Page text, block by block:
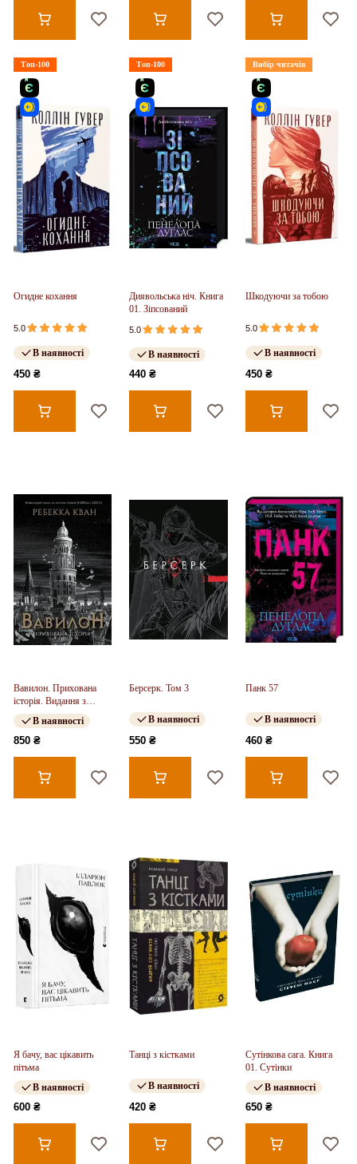
Топ-100
Огидне кохання
5.0
В наявності
450 ₴
Топ-100
Диявольська ніч. Книга
01. Зіпсований
5.0
В наявності
440 ₴
Вибір читачів
Шкодуючи за тобою
5.0
В наявності
450 ₴
Вавилон. Прихована
історія. Видання з
ілюстрованим зрізом
(у)
В наявності
850 ₴
Берсерк. Том 3
В наявності
550 ₴
Панк 57
В наявності
460 ₴
Я бачу, вас цікавить
пітьма
В наявності
600 ₴
Танці з кістками
В наявності
420 ₴
Сутінкова сага. Книга
01. Сутінки
В наявності
650 ₴